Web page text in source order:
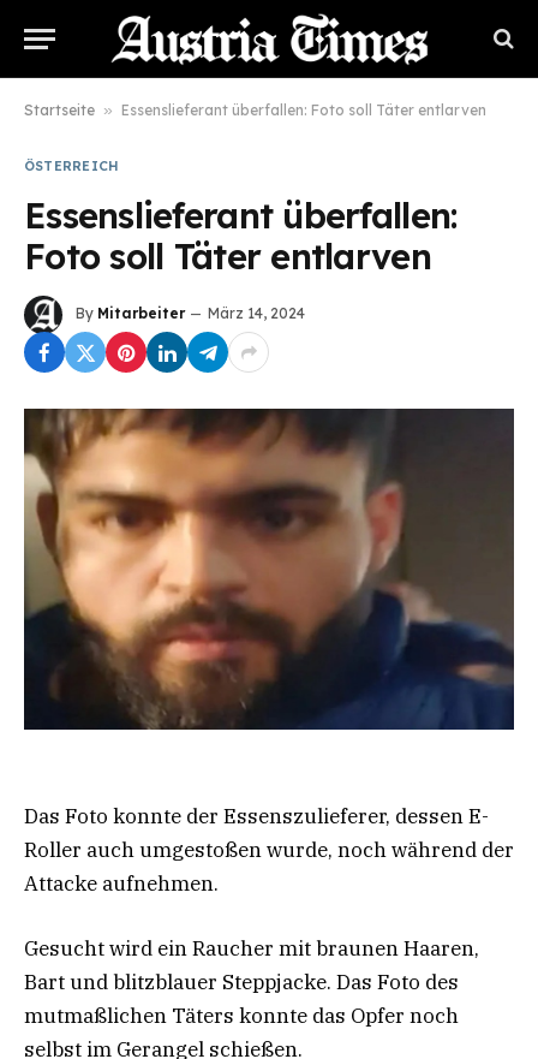
Startseite » Essenslieferant überfallen: Foto soll Täter entlarven
ÖSTERREICH
Essenslieferant überfallen:
Foto soll Täter entlarven
By Mitarbeiter März 14, 2024
Das Foto konnte der Essenszulieferer, dessen E-
Roller auch umgestoßen wurde, noch während der
Attacke aufnehmen.
Gesucht wird ein Raucher mit braunen Haaren,
Bart und blitzblauer Steppjacke. Das Foto des
mutmaßlichen Täters konnte das Opfer noch
selbst im Gerangel schießen.